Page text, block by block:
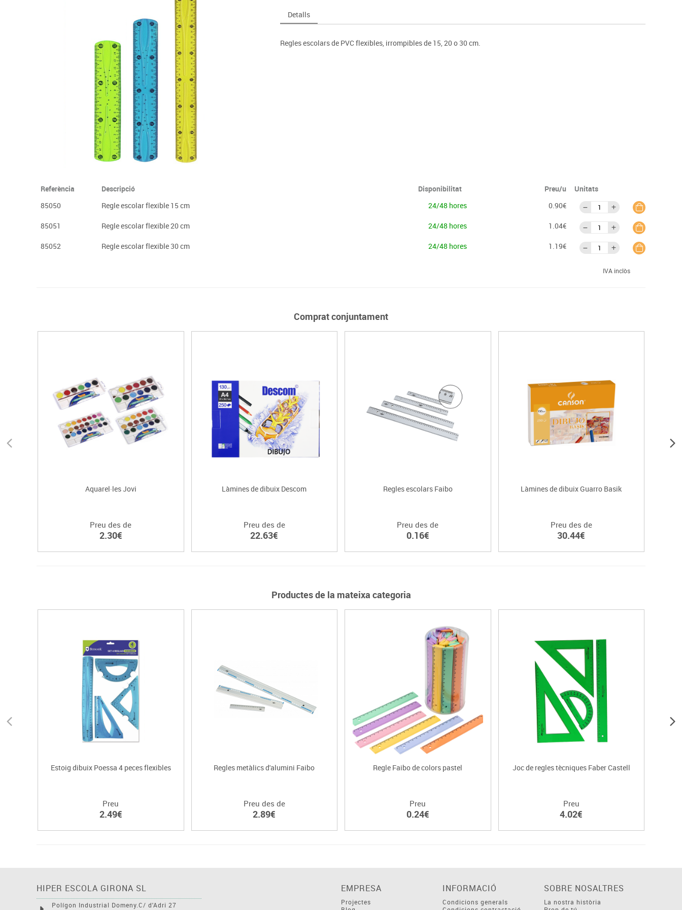
Plastificació, enquadernació i destrucció
Dibuix tècnic i artístic
Material escolar
Espais exteriors
Psicomotricitat
Jocs simbòlics
Mobiliari tecnològic
Monitors interactius
Videoprojecció
Taules escolars, abatibles i polivalents
Entrenament
Esports raqueta
Gimnàstica rítmica
Detalls
Regles escolars de PVC flexibles, irrompibles de 15, 20 o 30 cm.
Referència Descripció Disponibilitat Preu/u
Unitats
85050
Regle escolar flexible 15 cm 24/48 hores 0.90€
85051 Regle escolar flexible 20 cm 24/48 hores 1.04€
85052 Regle escolar flexible 30 cm 24/48 hores 1.19€
IVA inclòs
Comprat conjuntament
Aquarel·les Jovi
Preu des de
2.30€
Làmines de dibuix Descom
Preu des de
22.63€
Regles escolars Faibo
Preu des de
0.16€
Làmines de dibuix Guarro Basik
Preu des de
30.44€
Productes de la mateixa categoria
Estoig dibuix Poessa 4 peces flexibles
Preu
2.49€
Regles metàlics d'alumini Faibo
Preu des de
2.89€
Regle Faibo de colors pastel
Preu
0.24€
Joc de regles tècniques Faber Castell
Preu
4.02€
HIPER ESCOLA GIRONA SL
Polígon Industrial Domeny.C/ d'Adri 27
EMPRESA
Projectes
INFORMACIÓ
Condicions generals
SOBRE NOSALTRES
La nostra història